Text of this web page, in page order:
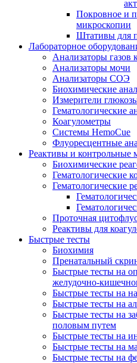
Покровное и
микроскопии
Штативы для
Лабораторное
Анализаторы газов
Анализаторы мочи
Анализаторы СОЭ
Биохимические
Измерители
Гематологические
Коагулометры
Системы HemoCue
Флуоресцентные
Реактивы и контрольные
Биохимические
Гематологические
Гематологические
Проточная
Реактивы для
Быстрые тесты
Биохимия
Пренатальный
Быстрые тесты на
желудочно-
Быстрые тесты на
Быстрые тесты на
Быстрые тесты на
половым путем
Быстрые тесты на
Быстрые тесты на
Быстрые тесты на